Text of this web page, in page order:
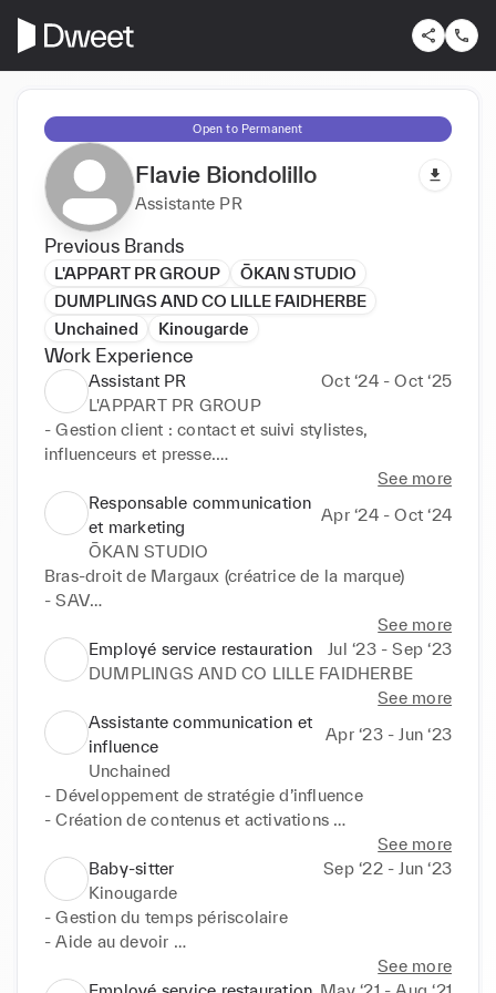
Open to Permanent
Flavie Biondolillo
Assistante PR
Previous Brands
L'APPART PR GROUP
ŌKAN STUDIO
DUMPLINGS AND CO LILLE FAIDHERBE
Unchained
Kinougarde
Work Experience
Assistant PR
Oct ‘24 - Oct ‘25
L'APPART PR GROUP
- Gestion client : contact et suivi stylistes,
influenceurs et presse.
- Conception, suivi et reporting d’évènements
- Développement de stratégies de marque sur média
(digital, presse et KOL)
- Prospection clients
- Coordination des équipes digitale et RP
See more
Responsable communication
et marketing
Apr ‘24 - Oct ‘24
ŌKAN STUDIO
Bras-droit de Margaux (créatrice de la marque)
- SAV
- relation presse & VIP (gestion des prêts et
démarchages auprès des stylistes & VIP)
- gestion de l'influence (recherche de nouveaux
profils & invitations)  & réseaux sociaux (Instagram)
- suivi des stocks et commandes clients (Shopify)
- évènements (podcast live)
- création de matériel pour le podcast (montage
audio, rédaction d’articles, montage photo)
See more
Employé service restauration
Jul ‘23 - Sep ‘23
DUMPLINGS AND CO LILLE FAIDHERBE
See more
Assistante communication et
influence
Apr ‘23 - Jun ‘23
Unchained
- Développement de stratégie d’influence
- Création de contenus et activations
See more
Baby-sitter
Sep ‘22 - Jun ‘23
Kinougarde
- Gestion du temps périscolaire
- Aide au devoir
See more